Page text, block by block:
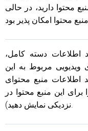
محتوا دارید، در حالی
اطلاعات دسته کامل،
مربوط به این
اطلاعات منبع محتوای
این منبع محتوا در
نزدیکی نمایش دهید).